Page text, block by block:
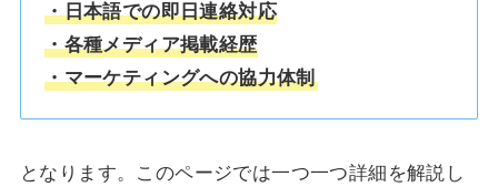
・日本語での即日連絡対応
・各種メディア掲載経歴
・マーケティングへの協力体制
となります。このページでは一つ一つ詳細を解説し